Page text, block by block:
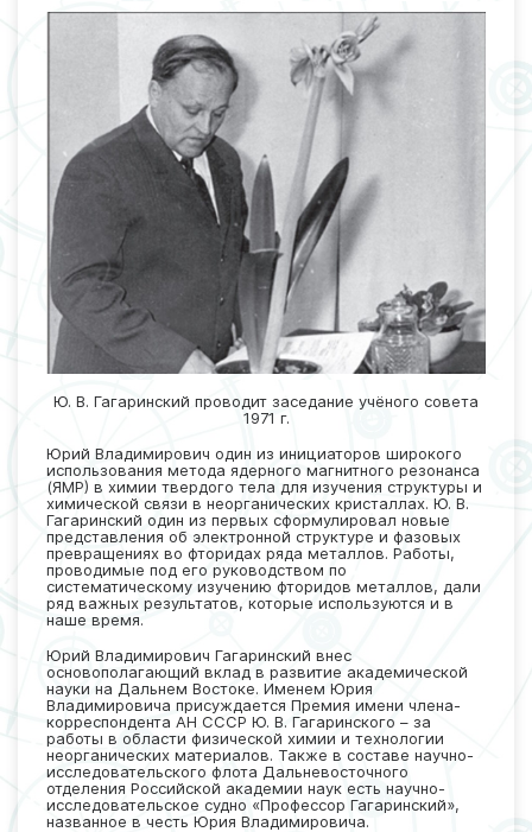
Ю. В. Гагаринский проводит заседание учёного совета
1971 г.
Юрий Владимирович один из инициаторов широкого
использования метода ядерного магнитного резонанса
(ЯМР) в химии твердого тела для изучения структуры и
химической связи в неорганических кристаллах. Ю. В.
Гагаринский один из первых сформулировал новые
представления об электронной структуре и фазовых
превращениях во фторидах ряда металлов. Работы,
проводимые под его руководством по
систематическому изучению фторидов металлов, дали
ряд важных результатов, которые используются и в
наше время.
Юрий Владимирович Гагаринский внес
основополагающий вклад в развитие академической
науки на Дальнем Востоке. Именем Юрия
Владимировича присуждается Премия имени члена-
корреспондента АН СССР Ю. В. Гагаринского – за
работы в области физической химии и технологии
неорганических материалов. Также в составе научно-
исследовательского флота Дальневосточного
отделения Российской академии наук есть научно-
исследовательское судно «Профессор Гагаринский»,
названное в честь Юрия Владимировича.